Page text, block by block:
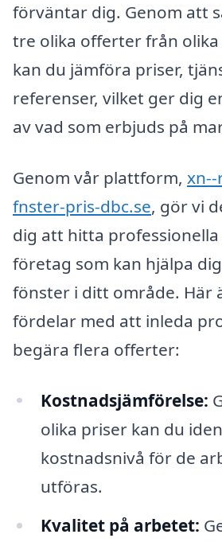
förväntar dig. Genom att
tre olika offerter från
kan du jämföra priser,
referenser, vilket ger dig
av vad som erbjuds på
Genom vår plattform,
fnster-pris-dbc.se, gör vi
dig att hitta
företag som kan hjälpa
fönster i ditt område. Här
fördelar med att inleda
begära flera offerter:
Kostnadsjämförelse:
olika priser kan du
kostnadsnivå för de
utföras.
Kvalitet på arbetet: